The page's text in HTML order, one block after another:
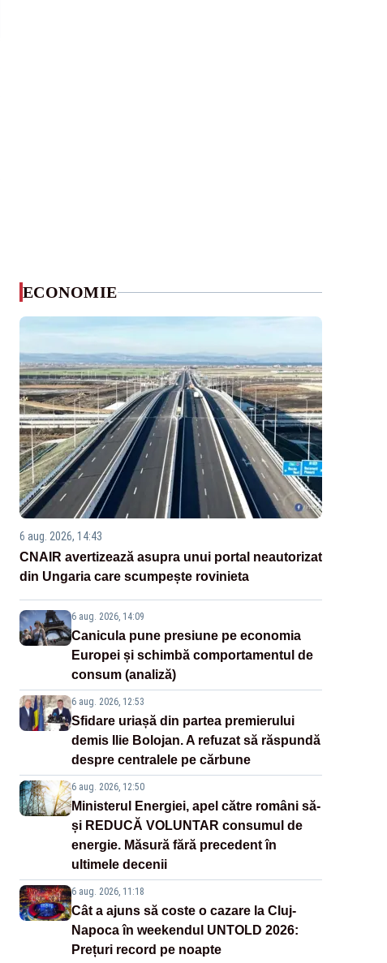
ECONOMIE
6 aug. 2026, 14:43
CNAIR avertizează asupra unui portal neautorizat
din Ungaria care scumpește rovinieta
6 aug. 2026, 14:09
Canicula pune presiune pe economia
Europei și schimbă comportamentul de
consum (analiză)
6 aug. 2026, 12:53
Sfidare uriașă din partea premierului
demis Ilie Bolojan. A refuzat să răspundă
despre centralele pe cărbune
6 aug. 2026, 12:50
Ministerul Energiei, apel către români să-
și REDUCĂ VOLUNTAR consumul de
energie. Măsură fără precedent în
ultimele decenii
6 aug. 2026, 11:18
Cât a ajuns să coste o cazare la Cluj-
Napoca în weekendul UNTOLD 2026:
Prețuri record pe noapte